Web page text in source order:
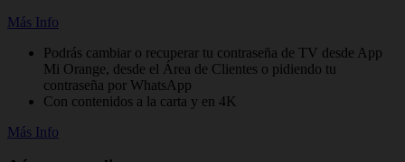
Más Info
Podrás cambiar o recuperar tu contraseña de TV desde App
Mi Orange, desde el Área de Clientes o pidiendo tu
contraseña por WhatsApp
Con contenidos a la carta y en 4K
Más Info